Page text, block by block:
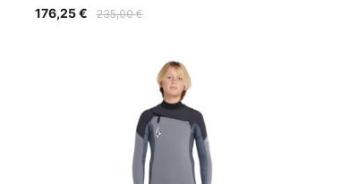
235,00 €
176,25 €